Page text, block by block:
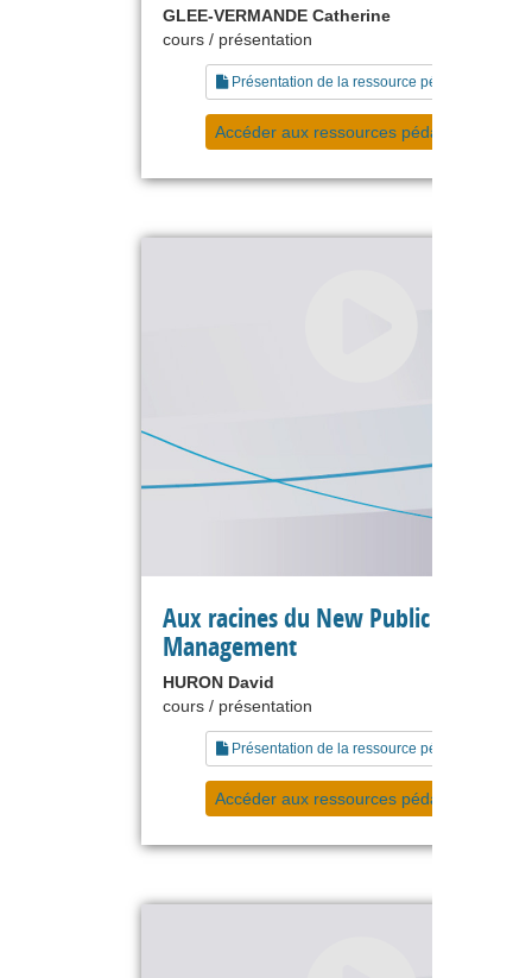
GLEE-VERMANDE Catherine
cours / présentation
Présentation de la ressource pédagogique
Accéder aux ressources pédagogiques
Aux racines du New Public
Management
HURON David
cours / présentation
Présentation de la ressource pédagogique
Accéder aux ressources pédagogiques